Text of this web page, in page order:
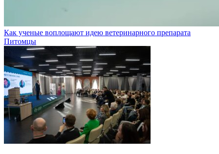
Как ученые воплощают идею ветеринарного препарата
Питомцы